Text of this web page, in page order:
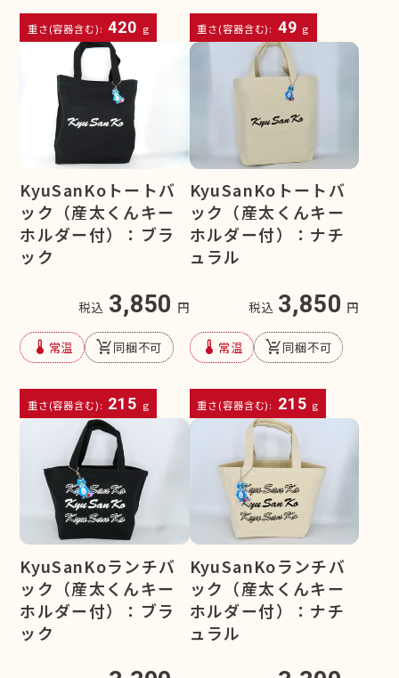
重さ(容器含む): 420 g 重さ(容器含む): 49 g
KyuSanKoトートバ
ック（産太くんキー
ホルダー付）：ブラ
ック
税込 3,850 円
device_thermostat 常温 remove_shopping_cart同梱不可
重さ(容器含む): 215 g
KyuSanKoトートバ
ック（産太くんキー
ホルダー付）：ナチ
ュラル
税込 3,850 円
device_thermostat 常温 remove_shopping_cart同梱不可
重さ(容器含む): 215 g
KyuSanKoランチバ
ック（産太くんキー
ホルダー付）：ブラ
ック
KyuSanKoランチバ
ック（産太くんキー
ホルダー付）：ナチ
ュラル